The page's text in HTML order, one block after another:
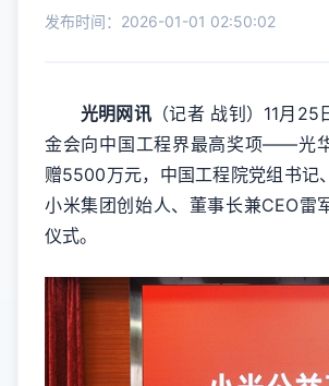
发布时间：2026-01-01 02:50:02
光明网讯（记者 战钊）11月25
金会向中国工程界最高奖项——光
赠5500万元，中国工程院党组书记
小米集团创始人、董事长兼CEO雷
仪式。